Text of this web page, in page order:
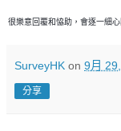
很樂意回覆和恊助，會逐一細
SurveyHK on 9月
分享